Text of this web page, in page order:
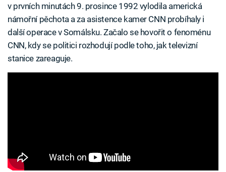
v prvních minutách 9. prosince 1992 vylodila americká
námořní pěchota a za asistence kamer CNN probíhaly i
další operace v Somálsku. Začalo se hovořit o fenoménu
CNN, kdy se politici rozhodují podle toho, jak televizní
stanice zareaguje.